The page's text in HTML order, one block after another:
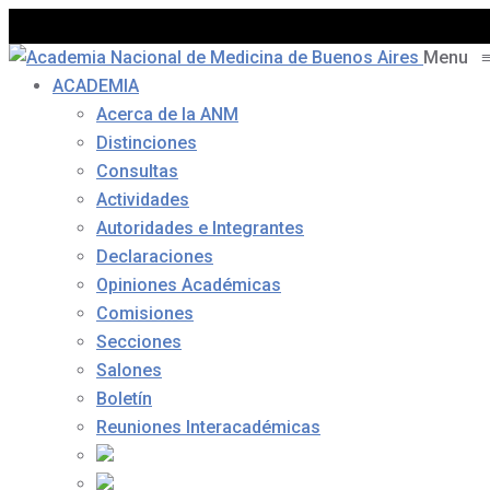
Menu ≡
ACADEMIA
Acerca de la ANM
Distinciones
Consultas
Actividades
Autoridades e Integrantes
Declaraciones
Opiniones Académicas
Comisiones
Secciones
Salones
Boletín
Reuniones Interacadémicas